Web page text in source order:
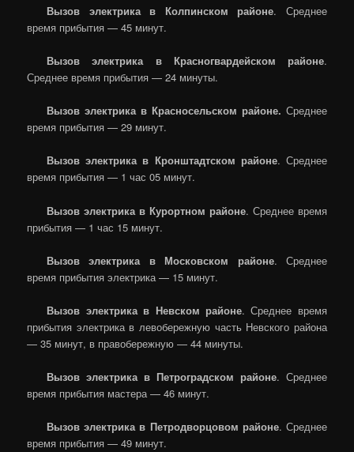
Вызов электрика в Колпинском районе. Среднее
время прибытия — 45 минут.
Вызов электрика в Красногвардейском районе.
Среднее время прибытия — 24 минуты.
Вызов электрика в Красносельском районе. Среднее
время прибытия — 29 минут.
Вызов электрика в Кронштадтском районе. Среднее
время прибытия — 1 час 05 минут.
Вызов электрика в Курортном районе. Среднее время
прибытия — 1 час 15 минут.
Вызов электрика в Московском районе. Среднее
время прибытия электрика — 15 минут.
Вызов электрика в Невском районе. Среднее время
прибытия электрика в левобережную часть Невского района
— 35 минут, в правобережную — 44 минуты.
Вызов электрика в Петроградском районе. Среднее
время прибытия мастера — 46 минут.
Вызов электрика в Петродворцовом районе. Среднее
время прибытия — 49 минут.